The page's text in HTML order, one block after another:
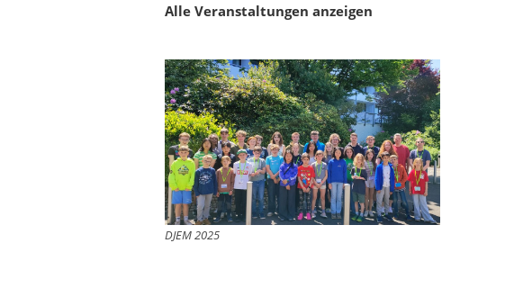
Alle Veranstaltungen anzeigen
DJEM 2025